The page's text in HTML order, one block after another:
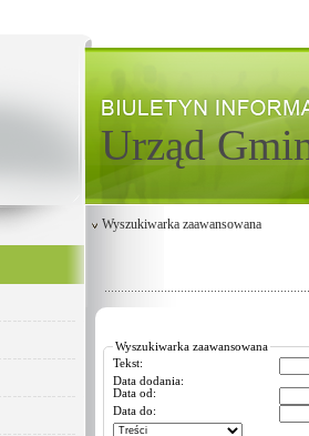
Urząd
Wyszukiwarka zaawansowana
Wyszukiwarka zaawansowana
Tekst:
Data dodania:
Data od:
Data do: